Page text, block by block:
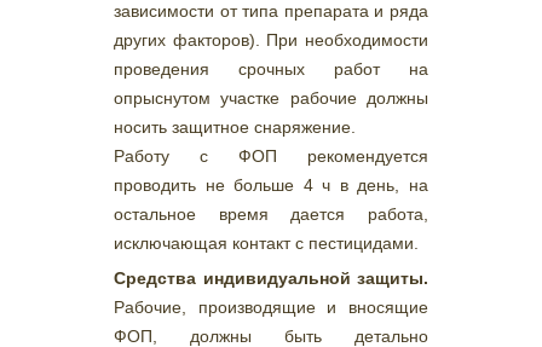
зависимости от типа препарата и ряда
других факторов). При необходимости
проведения срочных работ на
опрыснутом участке рабочие должны
носить защитное снаряжение.
Работу с ФОП рекомендуется
проводить не больше 4 ч в день, на
остальное время дается работа,
исключающая контакт с пестицидами.
Средства индивидуальной защиты.
Рабочие, производящие и вносящие
ФОП, должны быть детально